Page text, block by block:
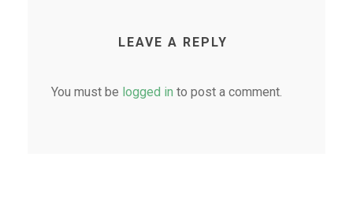
LEAVE A REPLY
You must be logged in to post a comment.